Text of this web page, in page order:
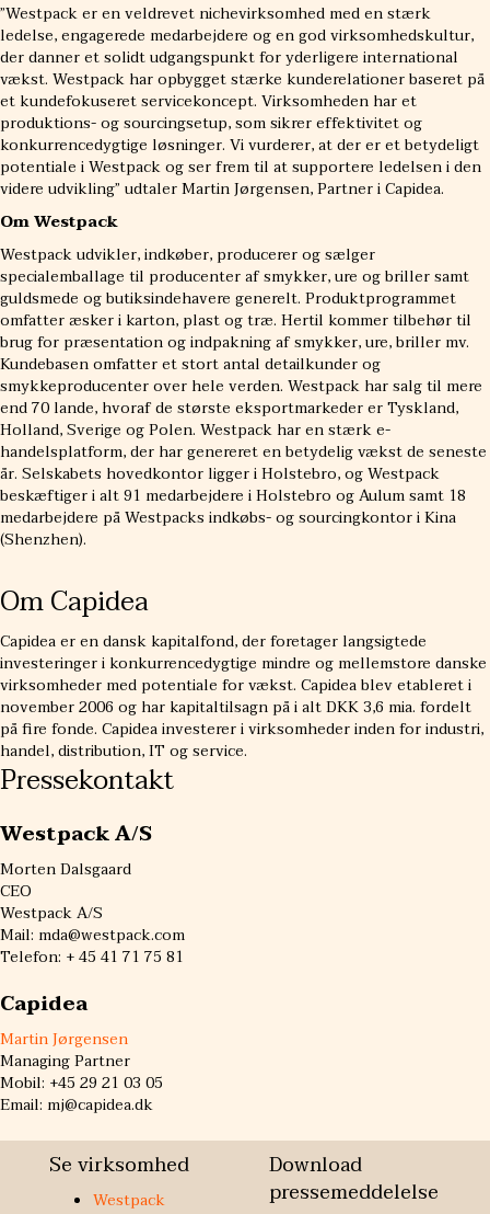
”Westpack er en veldrevet nichevirksomhed med en stærk
ledelse, engagerede medarbejdere og en god virksomhedskultur,
der danner et solidt udgangspunkt for yderligere international
vækst. Westpack har opbygget stærke kunderelationer baseret på
et kundefokuseret servicekoncept. Virksomheden har et
produktions- og sourcingsetup, som sikrer effektivitet og
konkurrencedygtige løsninger. Vi vurderer, at der er et betydeligt
potentiale i Westpack og ser frem til at supportere ledelsen i den
videre udvikling” udtaler Martin Jørgensen, Partner i Capidea.
Om Westpack
Westpack udvikler, indkøber, producerer og sælger
specialemballage til producenter af smykker, ure og briller samt
guldsmede og butiksindehavere generelt. Produktprogrammet
omfatter æsker i karton, plast og træ. Hertil kommer tilbehør til
brug for præsentation og indpakning af smykker, ure, briller mv.
Kundebasen omfatter et stort antal detailkunder og
smykkeproducenter over hele verden. Westpack har salg til mere
end 70 lande, hvoraf de største eksportmarkeder er Tyskland,
Holland, Sverige og Polen. Westpack har en stærk e-
handelsplatform, der har genereret en betydelig vækst de seneste
år. Selskabets hovedkontor ligger i Holstebro, og Westpack
beskæftiger i alt 91 medarbejdere i Holstebro og Aulum samt 18
medarbejdere på Westpacks indkøbs- og sourcingkontor i Kina
(Shenzhen).
Om Capidea
Capidea er en dansk kapitalfond, der foretager langsigtede
investeringer i konkurrencedygtige mindre og mellemstore danske
virksomheder med potentiale for vækst. Capidea blev etableret i
november 2006 og har kapitaltilsagn på i alt DKK 3,6 mia. fordelt
på fire fonde. Capidea investerer i virksomheder inden for industri,
handel, distribution, IT og service.
Pressekontakt
Westpack A/S
Morten Dalsgaard
CEO
Westpack A/S
Mail: mda@westpack.com
Telefon: + 45 41 71 75 81
Capidea
Martin Jørgensen
Managing Partner
Mobil: +45 29 21 03 05
Email: mj@capidea.dk
Se virksomhed
Westpack
Download
pressemeddelelse